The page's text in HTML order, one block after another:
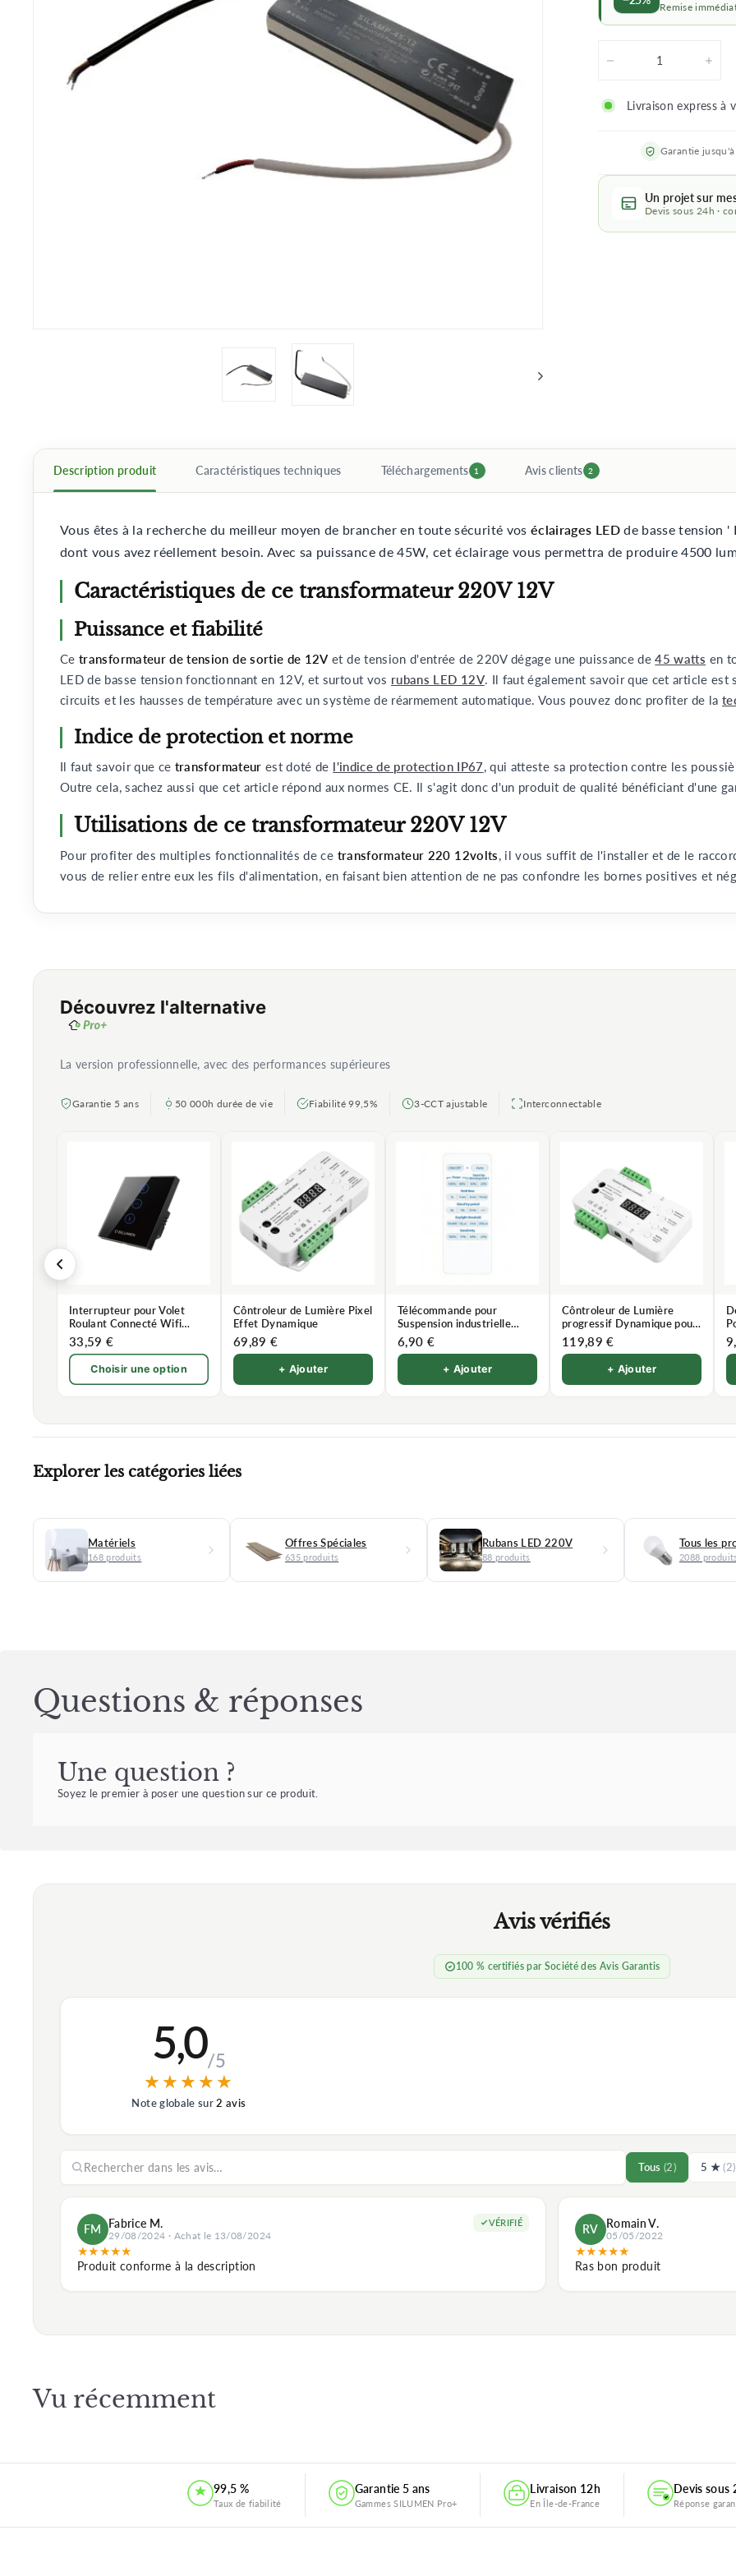
Remise
Livraison express à
Garantie jusqu'à
Un projet sur
Devis sous 24h ·
Description produit Caractéristiques techniques Téléchargements 1 Avis clients 2
Vous êtes à la recherche du meilleur moyen de brancher en toute sécurité vos éclairages LEDde basse tension '
dont vous avez réellement besoin. Avec sa puissance de 45W, cet éclairage vous permettra de produire 4500
Caractéristiques de ce transformateur 220V 12V
Puissance et fiabilité
Cetransformateur de tension de sortie de 12Vet de tension d'entrée de 220V dégage une puissance de 45 watts en
LED de basse tension fonctionnant en 12V, et surtout vos rubans LED 12V. Il faut également savoir que cet article est
circuits et les hausses de température avec un système de réarmement automatique. Vous pouvez donc profiter de la
Indice de protection et norme
Il faut savoir que ce transformateur est doté de l'indice de protection IP67, qui atteste sa protection contre les
Outre cela, sachez aussi que cet article répond aux normes CE. Il s'agit donc d'un produit de qualité bénéficiant d'une
Utilisations de ce transformateur 220V 12V
Pour profiter des multiples fonctionnalités de ce transformateur 220 12volts, il vous suffit de l'installer et de le
vous de relier entre eux les fils d'alimentation, en faisant bien attention de ne pas confondre les bornes positives et
Découvrez l'alternative
La version professionnelle, avec des performances supérieures
Garantie 5 ans 50 000h durée de vie Fiabilité 99,5% 3-CCT ajustable Interconnectable
Interrupteur pour Volet
Roulant Connecté Wifi
Tactile
33,59 €
Choisir une option
Côntroleur de Lumière Pixel
Effet Dynamique
69,89 €
+ Ajouter
Télécommande pour
Suspension industrielle
Dimmable 250W avec
détecteur de mouvement
6,90 €
+ Ajouter
Côntroleur de Lumière
progressif Dynamique pour
Escalier
119,89 €
+ Ajouter
Explorer les catégories liées
Matériels
168 produits
Offres Spéciales
635 produits
Rubans LED 220V
88 produits
Tous les
2088
Questions & réponses
Une question ?
Soyez le premier à poser une question sur ce produit.
Avis vérifiés
100 % certifiés par Société des Avis Garantis
5,0/5
★★★★★
★★★★★
Note globale sur2 avis
Tous(2) 5 ★(2)
FM Fabrice M.
29/08/2024 · Achat le 13/08/2024
VÉRIFIÉ
★★★★★
Produit conforme à la description
RV Romain V.
05/05/2022
★★★★★
Ras bon produit
Vu récemment
99,5 %
Taux de fiabilité
Garantie 5 ans
Gammes SILUMEN Pro+
Livraison 12h
En Île-de-France
Devis sous
Réponse